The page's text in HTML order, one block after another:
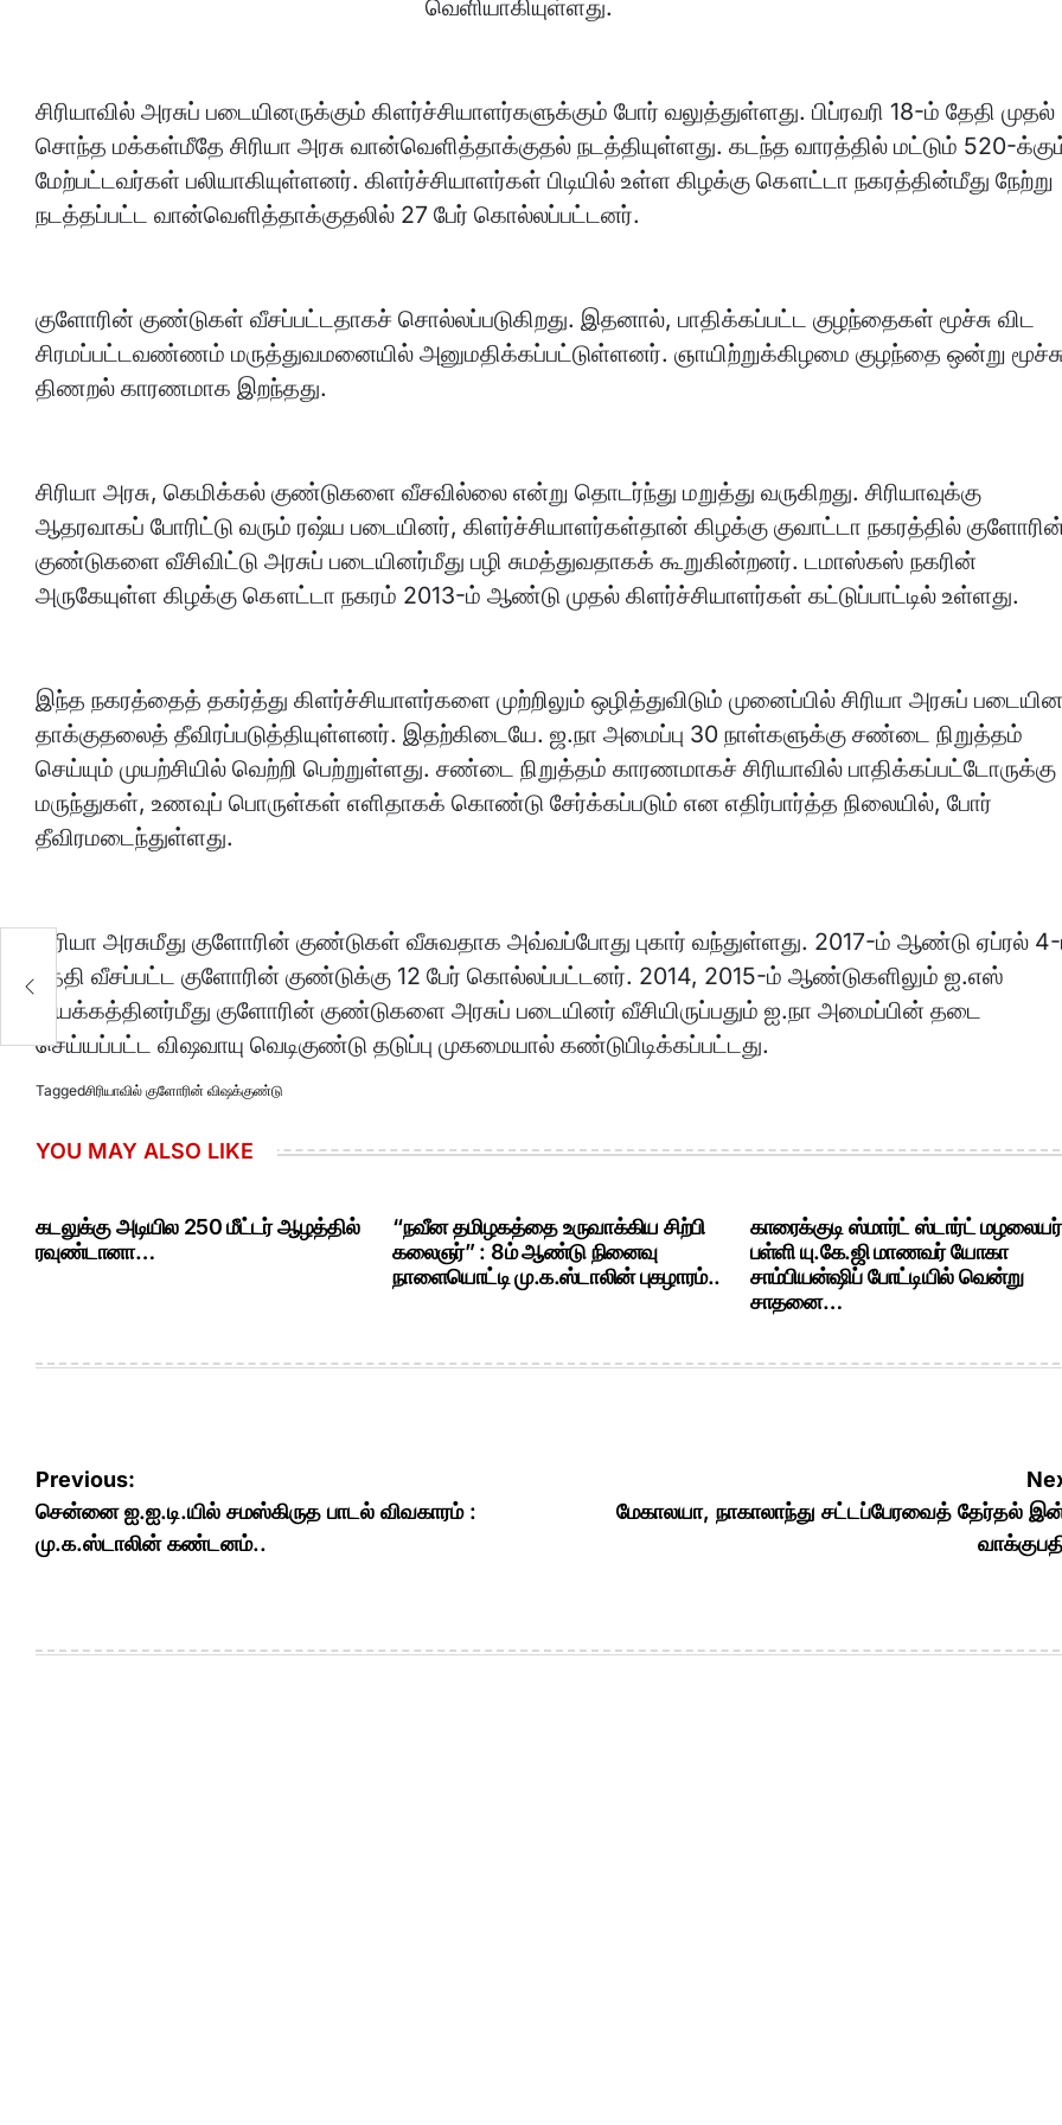
வெளியாகியுள்ளது.
சிரியாவில் அரசுப் படையினருக்கும் கிளர்ச்சியாளர்களுக்கும் போர் வலுத்துள்ளது. பிப்ரவரி 18-ம் தேதி முதல்
சொந்த மக்கள்மீதே சிரியா அரசு வான்வெளித்தாக்குதல் நடத்தியுள்ளது. கடந்த வாரத்தில் மட்டும் 520-
மேற்பட்டவர்கள் பலியாகியுள்ளனர். கிளர்ச்சியாளர்கள் பிடியில் உள்ள கிழக்கு கௌட்டா நகரத்தின்மீது நேற்று
நடத்தப்பட்ட வான்வெளித்தாக்குதலில் 27 பேர் கொல்லப்பட்டனர்.
குளோரின் குண்டுகள் வீசப்பட்டதாகச் சொல்லப்படுகிறது. இதனால், பாதிக்கப்பட்ட குழந்தைகள் மூச்சு விட
சிரமப்பட்டவண்ணம் மருத்துவமனையில் அனுமதிக்கப்பட்டுள்ளனர். ஞாயிற்றுக்கிழமை குழந்தை ஒன்று
திணறல் காரணமாக இறந்தது.
சிரியா அரசு, கெமிக்கல் குண்டுகளை வீசவில்லை என்று தொடர்ந்து மறுத்து வருகிறது. சிரியாவுக்கு
ஆதரவாகப் போரிட்டு வரும் ரஷ்ய படையினர், கிளர்ச்சியாளர்கள்தான் கிழக்கு குவாட்டா நகரத்தில்
குண்டுகளை வீசிவிட்டு அரசுப் படையினர்மீது பழி சுமத்துவதாகக் கூறுகின்றனர். டமாஸ்கஸ் நகரின்
அருகேயுள்ள கிழக்கு கௌட்டா நகரம் 2013-ம் ஆண்டு முதல் கிளர்ச்சியாளர்கள் கட்டுப்பாட்டில் உள்ளது.
இந்த நகரத்தைத் தகர்த்து கிளர்ச்சியாளர்களை முற்றிலும் ஒழித்துவிடும் முனைப்பில் சிரியா அரசுப்
தாக்குதலைத் தீவிரப்படுத்தியுள்ளனர். இதற்கிடையே. ஜ.நா அமைப்பு 30 நாள்களுக்கு சண்டை நிறுத்தம்
செய்யும் முயற்சியில் வெற்றி பெற்றுள்ளது. சண்டை நிறுத்தம் காரணமாகச் சிரியாவில் பாதிக்கப்பட்டோருக்கு
மருந்துகள், உணவுப் பொருள்கள் எளிதாகக் கொண்டு சேர்க்கப்படும் என எதிர்பார்த்த நிலையில், போர்
தீவிரமடைந்துள்ளது.
சிரியா அரசுமீது குளோரின் குண்டுகள் வீசுவதாக அவ்வப்போது புகார் வந்துள்ளது. 2017-ம் ஆண்டு ஏப்ரல்
தேதி வீசப்பட்ட குளோரின் குண்டுக்கு 12 பேர் கொல்லப்பட்டனர். 2014, 2015-ம் ஆண்டுகளிலும் ஐ.எஸ்
இயக்கத்தினர்மீது குளோரின் குண்டுகளை அரசுப் படையினர் வீசியிருப்பதும் ஐ.நா அமைப்பின் தடை
செய்யப்பட்ட விஷவாயு வெடிகுண்டு தடுப்பு முகமையால் கண்டுபிடிக்கப்பட்டது.
Taggedசிரியாவில் குளோரின் விஷக்குண்டு
YOU MAY ALSO LIKE
கடலுக்கு அடியில 250 மீட்டர் ஆழத்தில்
ரவுண்டானா…
“நவீன தமிழகத்தை உருவாக்கிய சிற்பி
கலைஞர்” : 8ம் ஆண்டு நினைவு
நாளையொட்டி மு.க.ஸ்டாலின் புகழாரம்..
காரைக்குடி ஸ்மார்ட் ஸ்டார்ட் மழலையர்
பள்ளி யு.கே.ஜி மாணவர் யோகா
சாம்பியன்ஷிப் போட்டியில் வென்று
சாதனை…
Post
navigation
Previous:
சென்னை ஐ.ஐ.டி.யில் சமஸ்கிருத பாடல் விவகாரம் :
மு.க.ஸ்டாலின் கண்டனம்..
மேகாலயா, நாகாலாந்து சட்டப்பேரவைத் தேர்தல்